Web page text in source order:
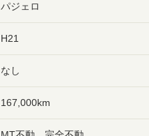
パジェロ
H21
なし
167,000km